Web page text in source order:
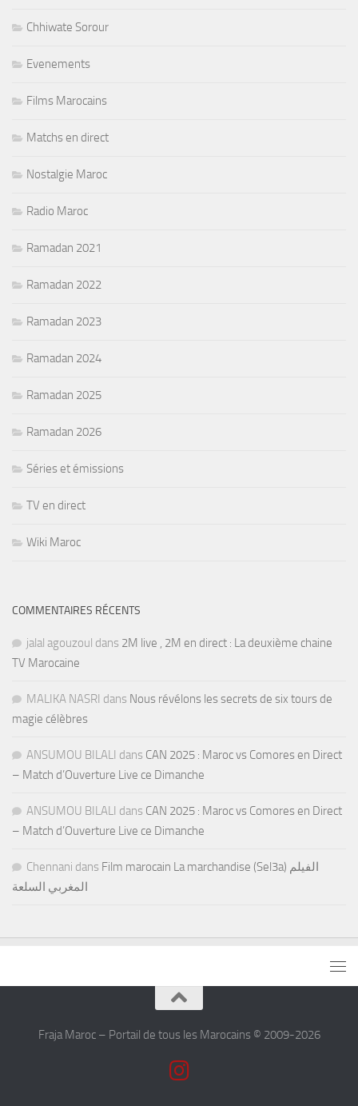
Chhiwate Sorour
Evenements
Films Marocains
Matchs en direct
Nostalgie Maroc
Radio Maroc
Ramadan 2021
Ramadan 2022
Ramadan 2023
Ramadan 2024
Ramadan 2025
Ramadan 2026
Séries et émissions
TV en direct
Wiki Maroc
COMMENTAIRES RÉCENTS
jalal agouzoul dans 2M live , 2M en direct : La deuxième chaine
TV Marocaine
MALIKA NASRI dans Nous révélons les secrets de six tours de
magie célèbres
ANSUMOU BILALI dans CAN 2025 : Maroc vs Comores en Direct
– Match d’Ouverture Live ce Dimanche
ANSUMOU BILALI dans CAN 2025 : Maroc vs Comores en Direct
– Match d’Ouverture Live ce Dimanche
Chennani dans Film marocain La marchandise (Sel3a) الفيلم
المغربي السلعة
Fraja Maroc – Portail de tous les Marocains © 2009-2026